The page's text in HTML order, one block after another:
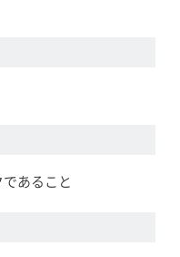
あること